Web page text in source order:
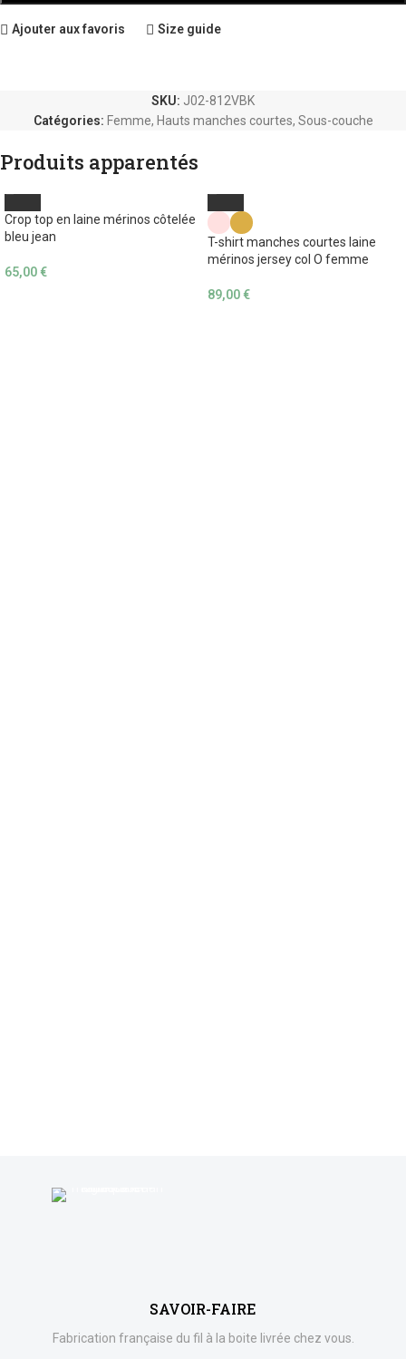
Ajouter aux favoris Size guide
SKU: J02-812VBK
Catégories: Femme, Hauts manches courtes, Sous-couche
Produits apparentés
Crop top en laine mérinos côtelée
bleu jean
65,00€
T-shirt manches courtes laine
mérinos jersey col O femme
89,00€
SAVOIR-FAIRE
Fabrication française du fil à la boite livrée chez vous.